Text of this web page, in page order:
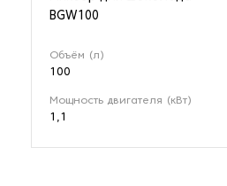
BGW100
Объём (л)
100
Мощность двигателя (кВт)
1,1